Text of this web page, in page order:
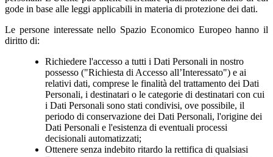
gode in base alle leggi applicabili in materia di protezione dei dati.
Le persone interessate nello Spazio Economico Europeo hanno il
diritto di:
Richiedere l'accesso a tutti i Dati Personali in nostro
possesso ("Richiesta di Accesso all’Interessato") e ai
relativi dati, comprese le finalità del trattamento dei Dati
Personali, i destinatari o le categorie di destinatari con cui
i Dati Personali sono stati condivisi, ove possibile, il
periodo di conservazione dei Dati Personali, l'origine dei
Dati Personali e l'esistenza di eventuali processi
decisionali automatizzati;
Ottenere senza indebito ritardo la rettifica di qualsiasi